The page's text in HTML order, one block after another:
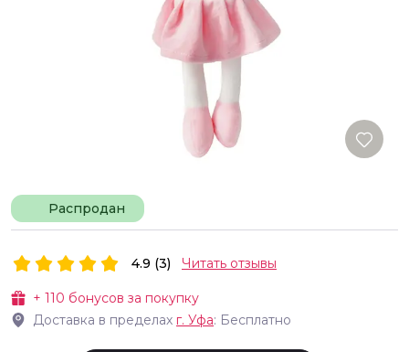
Распродан
+ 110 бонусов за покупку
Доставка в пределах г. Уфа: Бесплатно
4.9 (3) Читать отзывы